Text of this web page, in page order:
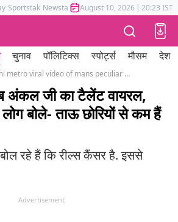
Sportstak Newstak Mumbai Tak Astrotak
August 10, 2026 | 20:23 IST
चुनाव पॉलिटिक्स स्पोर्ट्स मौसम देश
Delhi metro viral video of mans peculiar stunts with black sunglasses
अंकल जी का टैलेंट वायरल,
बोले- ताऊ छोरियों से कम हैं
रहे हैं कि रील्स कैंसर है. इससे
Advertisement